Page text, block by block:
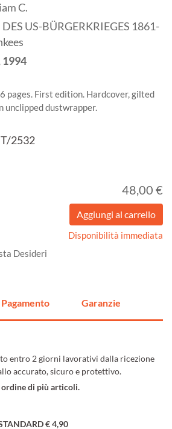
C.
US-BÜRGERKRIEGES 1861-
1994
pages. First edition. Hardcover, gilted
unclipped dustwrapper.
2532
48,00 €
Disponibilità immediata
Desideri
Pagamento Garanzie
entro 2 giorni lavorativi dalla ricezione
accurato, sicuro e protettivo.
di più articoli.
€ 4,90